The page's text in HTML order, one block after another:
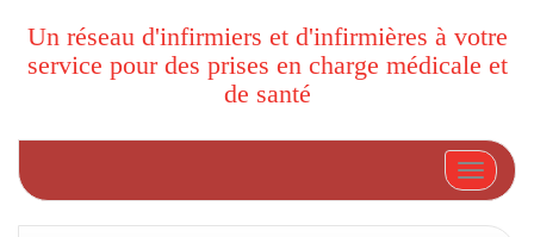
Un réseau d'infirmiers et d'infirmières à votre
service pour des prises en charge médicale et
de santé